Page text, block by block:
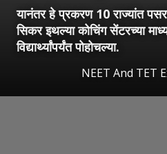
यानंतर हे प्रकरण 10 राज्यांत
सिकर इथल्या कोचिंग सेंटरच्या
विद्यार्थ्यांपर्यंत पोहोचल्या.
NEET And TET